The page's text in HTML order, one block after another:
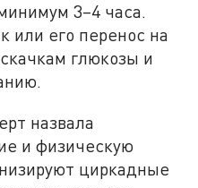
3–4 часа.
или его перенос на
глюкозы и
назвала
и физическую
циркадные